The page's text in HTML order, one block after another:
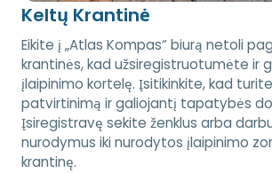
Keltų Krantinė
Eikite į „Atlas Kompas“ biurą netoli
krantinės, kad užsiregistruotumėte ir
įlaipinimo kortelę. Įsitikinkite, kad
patvirtinimą ir galiojantį tapatybės
Įsiregistravę sekite ženklus arba
nurodymus iki nurodytos įlaipinimo
krantinę.